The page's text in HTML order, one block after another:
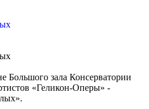
Большого зала Консерватории
«Геликон-Оперы» -